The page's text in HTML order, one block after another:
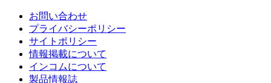
お問い合わせ
プライバシーポリシー
サイトポリシー
情報掲載について
インコムについて
製品情報誌